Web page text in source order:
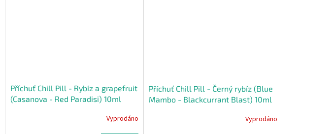
Příchuť Chill Pill - Rybíz a grapefruit
(Casanova - Red Paradisi) 10ml
Vyprodáno
Příchuť Chill Pill - Černý rybíz (Blue
Mambo - Blackcurrant Blast) 10ml
Vyprodáno